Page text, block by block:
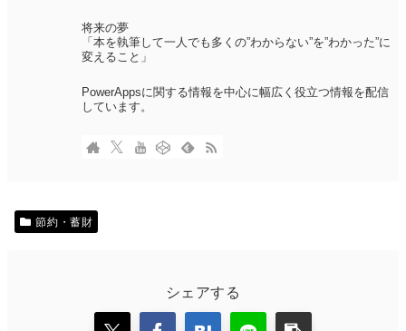
将来の夢
「本を執筆して一人でも多くの”わからない”を”わかった”に
変えること」
PowerAppsに関する情報を中心に幅広く役立つ情報を配信
しています。
節約・蓄財
シェアする